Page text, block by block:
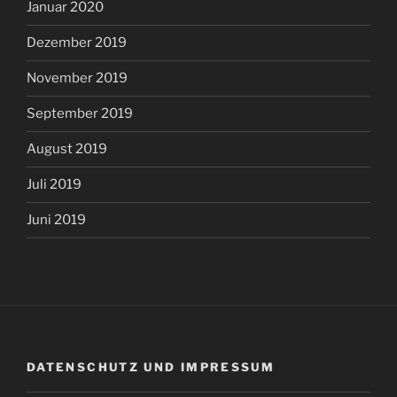
Januar 2020
Dezember 2019
November 2019
September 2019
August 2019
Juli 2019
Juni 2019
DATENSCHUTZ UND IMPRESSUM